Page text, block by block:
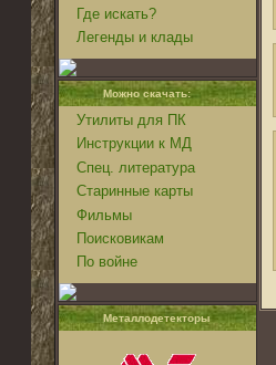
Где искать?
Легенды и клады
Можно скачать:
Утилиты для ПК
Инструкции к МД
Спец. литература
Старинные карты
Фильмы
Поисковикам
По войне
Металлодетекторы